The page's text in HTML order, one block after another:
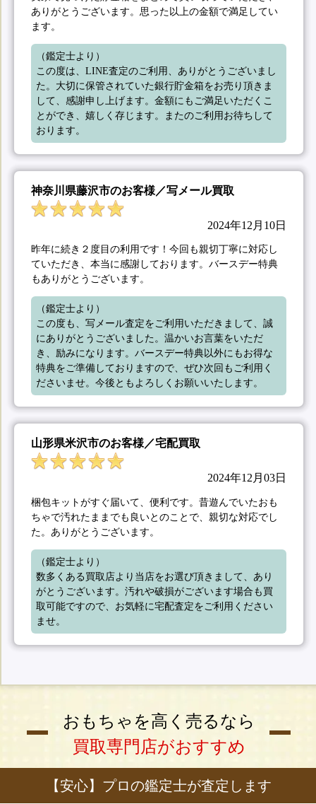
ありがとうございます。思った以上の金額で満足してい
ます。
（鑑定士より）
この度は、LINE査定のご利用、ありがとうございまし
た。大切に保管されていた銀行貯金箱をお売り頂きま
して、感謝申し上げます。金額にもご満足いただくこ
とができ、嬉しく存じます。またのご利用お待ちして
おります。
神奈川県藤沢市のお客様／写メール買取
2024年12月10日
昨年に続き２度目の利用です！今回も親切丁寧に対応し
ていただき、本当に感謝しております。バースデー特典
もありがとうございます。
（鑑定士より）
この度も、写メール査定をご利用いただきまして、誠
にありがとうございました。温かいお言葉をいただ
き、励みになります。バースデー特典以外にもお得な
特典をご準備しておりますので、ぜひ次回もご利用く
ださいませ。今後ともよろしくお願いいたします。
山形県米沢市のお客様／宅配買取
2024年12月03日
梱包キットがすぐ届いて、便利です。昔遊んでいたおも
ちゃで汚れたままでも良いとのことで、親切な対応でし
た。ありがとうございます。
（鑑定士より）
数多くある買取店より当店をお選び頂きまして、あり
がとうございます。汚れや破損がございます場合も買
取可能ですので、お気軽に宅配査定をご利用ください
ませ。
おもちゃを高く売るなら
買取専門店がおすすめ
【安心】プロの鑑定士が査定します